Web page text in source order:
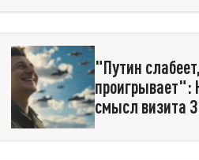
"Путин
проигрывает":
смысл визита